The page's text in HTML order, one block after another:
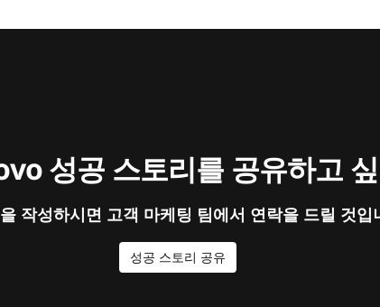
성공 스토리를 공유하고
작성하시면 고객 마케팅 팀에서 연락을 드릴 것입
성공 스토리 공유